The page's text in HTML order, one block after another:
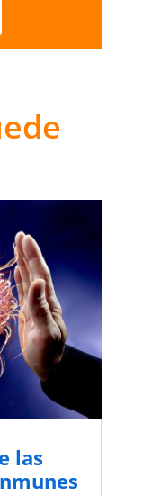
las